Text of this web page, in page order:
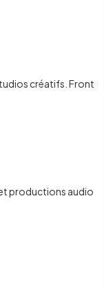
créatifs. Front
productions audio